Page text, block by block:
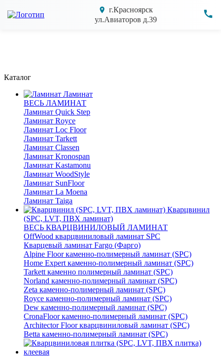
г.Красноярск
ул.Авиаторов д.39
Каталог
Ламинат
ВЕСЬ ЛАМИНАТ
Ламинат Quick Step
Ламинат Royce
Ламинат Loc Floor
Ламинат Tarkett
Ламинат Classen
Ламинат Kronospan
Ламинат Kastamonu
Ламинат WoodStyle
Ламинат SunFloor
Ламинат La Moena
Ламинат Taiga
Кварцвинил
(SPC, LVT, ПВХ ламинат)
ВЕСЬ КВАРЦВИНИЛОВЫЙ ЛАМИНАТ
OffWood кварцвиниловый ламинат SPC
Кварцевый ламинат Fargo (Фарго)
Alpine Floor каменно-полимерный ламинат (SPC)
Home Expert каменно-полимерный ламинат (SPC)
Tarkett каменно полимерный ламинат (SPC)
Norland каменно-полимерный ламинат (SPC)
Zeta каменно-полимерный ламинат (SPC)
Royce каменно-полимерный ламинат (SPC)
Dew каменно-полимерный ламинат (SPC)
CronaFloor каменно-полимерный ламинат (SPC)
Architector Floor кварцвиниловый ламинат (SPC)
Betta каменно-полимерный ламинат (SPC)